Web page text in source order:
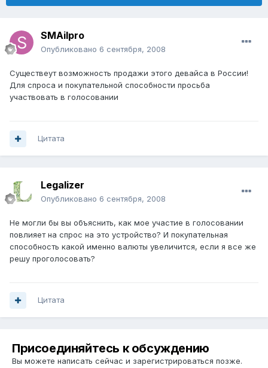
SMAilpro
Опубликовано 6 сентября, 2008
Существеут возможность продажи этого девайса в России!
Для спроса и покупательной способности просьба
участвовать в голосовании
Цитата
Legalizer
Опубликовано 6 сентября, 2008
Не могли бы вы объяснить, как мое участие в голосовании
повлияет на спрос на это устройство? И покупательная
способность какой именно валюты увеличится, если я все же
решу проголосовать?
Цитата
Присоединяйтесь к обсуждению
Вы можете написать сейчас и зарегистрироваться позже.